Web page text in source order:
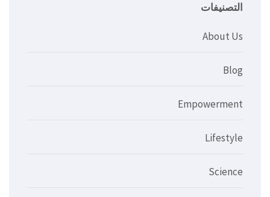
التصنيفات
About Us
Blog
Empowerment
Lifestyle
Science